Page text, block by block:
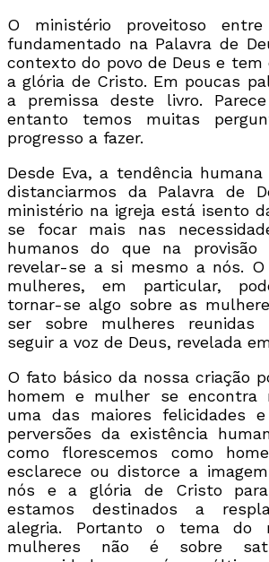
O ministério proveitoso
fundamentado na Palavra de
contexto do povo de Deus e tem
a glória de Cristo. Em poucas
a premissa deste livro.
entanto temos muitas
progresso a fazer.
Desde Eva, a tendência
distanciarmos da Palavra de
ministério na igreja está isento
se focar mais nas
humanos do que na provisão
revelar-se a si mesmo a nós.
mulheres, em particular,
tornar-se algo sobre as
ser sobre mulheres reunidas
seguir a voz de Deus, revelada
O fato básico da nossa criação
homem e mulher se encontra
uma das maiores felicidades
perversões da existência
como florescemos como
esclarece ou distorce a
nós e a glória de Cristo
estamos destinados a
alegria. Portanto o tema do
mulheres não é sobre